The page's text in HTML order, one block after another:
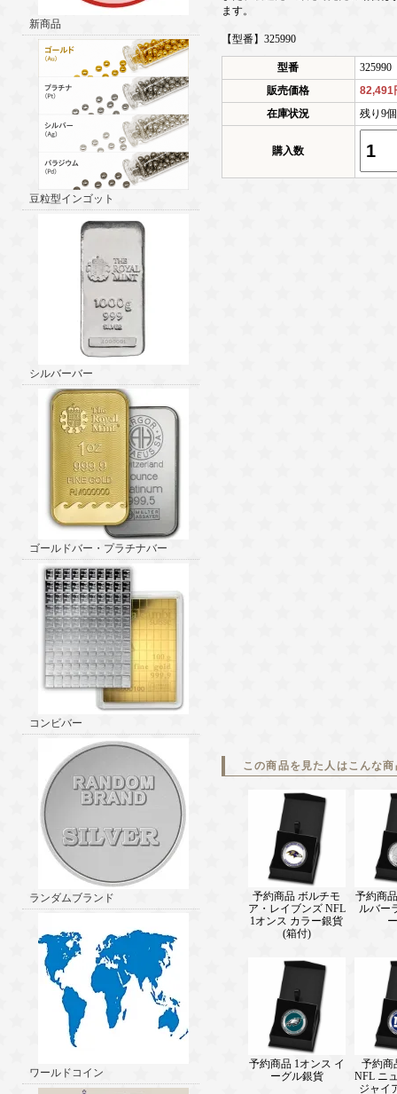
新商品
豆粒型インゴット
シルバーバー
ゴールドバー・プラチナバー
コンビバー
ランダムブランド
ワールドコイン
ます。
【型番】325990
型番
325990
販売価格
82,491
在庫状況
残り9
購入数
この商品を見た人はこんな
予約商品 ボルチモ
ア・レイブンズ NFL
1オンス カラー銀貨
(箱付)
予約商
ルバー
予約商品 1オンス イ
ーグル銀貨
予約商
NFL ニ
ジャイ